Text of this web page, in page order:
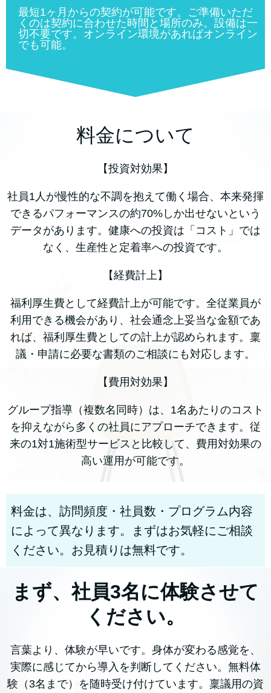
最短1ヶ月からの契約が可能です。ご準備いただ
くのは契約に合わせた時間と場所のみ。設備は一
切不要です。オンライン環境があればオンライン
でも可能。
料金について
【投資対効果】
社員1人が慢性的な不調を抱えて働く場合、本来発揮
できるパフォーマンスの約70%しか出せないという
データがあります。健康への投資は「コスト」では
なく、生産性と定着率への投資です。
【経費計上】
福利厚生費として経費計上が可能です。全従業員が
利用できる機会があり、社会通念上妥当な金額であ
れば、福利厚生費としての計上が認められます。稟
議・申請に必要な書類のご相談にも対応します。
【費用対効果】
グループ指導（複数名同時）は、1名あたりのコスト
を抑えながら多くの社員にアプローチできます。従
来の1対1施術型サービスと比較して、費用対効果の
高い運用が可能です。
料金は、訪問頻度・社員数・プログラム内容
によって異なります。まずはお気軽にご相談
ください。お見積りは無料です。
まず、社員3名に体験させて
ください。
言葉より、体験が早いです。身体が変わる感覚を、
実際に感じてから導入を判断してください。無料体
験（3名まで）を随時受け付けています。稟議用の資